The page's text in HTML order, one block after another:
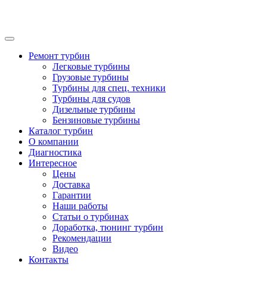
Ремонт турбин
Легковые турбины
Грузовые турбины
Турбины для спец. техники
Турбины для судов
Дизельные турбины
Бензиновые турбины
Каталог турбин
О компании
Диагностика
Интересное
Цены
Доставка
Гарантии
Наши работы
Статьи о турбинах
Доработка, тюнинг турбин
Рекомендации
Видео
Контакты